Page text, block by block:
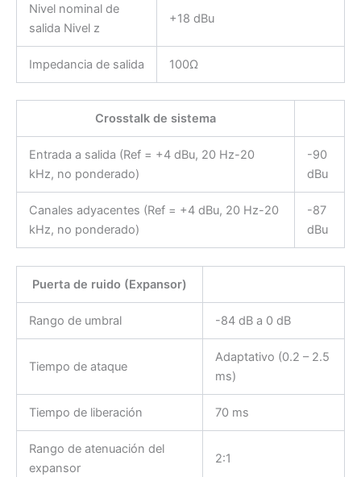
Nivel nominal de
salida Nivel z
+18 dBu
Impedancia de salida 100Ω
Crosstalk de sistema
Entrada a salida (Ref = +4 dBu, 20 Hz-20
kHz, no ponderado)
-90
dBu
Canales adyacentes (Ref = +4 dBu, 20 Hz-20
kHz, no ponderado)
-87
dBu
Puerta de ruido (Expansor)
Rango de umbral -84 dB a 0 dB
Tiempo de ataque
Adaptativo (0.2 – 2.5
ms)
Tiempo de liberación 70 ms
Rango de atenuación del
expansor
2:1